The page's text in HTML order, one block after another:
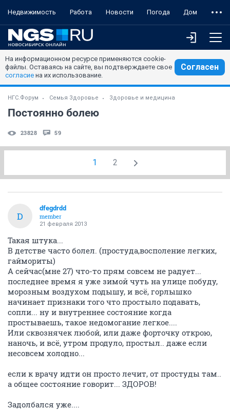
Недвижимость Работа Новости Погода Дом
На информационном ресурсе применяются cookie-
файлы. Оставаясь на сайте, вы подтверждаете свое
согласие на их использование.
Согласен
НГС.Форум Семья Здоровье Здоровье и медицина
Постоянно болею
23828 59
1 2
D
dfegdrdd
member
21 февраля 2013
Такая штука...
В детстве часто болел. (простуда,восполение легких,
гаймориты)
А сейчас(мне 27) что-то прям совсем не радует...
последнее время я уже зимой чуть на улице побуду,
морозным воздухом подышу, и всё, горлышко
начинает признаки того что простыло подавать,
сопли... ну и внутреннее состояние когда
простываешь, такое недомогание легкое....
Или сквознячек любой, или даже форточку открою,
наночь, и всё, утром продуло, простыл.. даже если
несовсем холодно...
если к врачу идти он просто лечит, от простуды там..
а общее состояние говорит... ЗДОРОВ!
Задолбался уже....